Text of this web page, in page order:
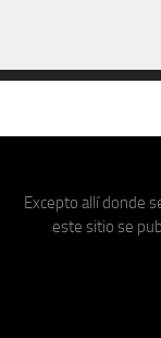
Excepto allí donde
este sitio se